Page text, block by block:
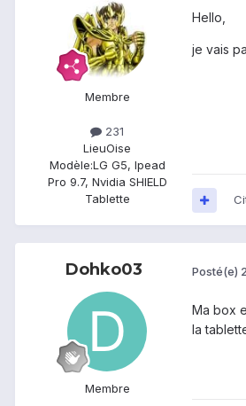
Membre
231
LieuOise
Modèle:LG G5, Ipead
Pro 9.7, Nvidia SHIELD
Tablette
Hello,
je vais
Dohko03
Membre
Posté(e)
Ma box
la